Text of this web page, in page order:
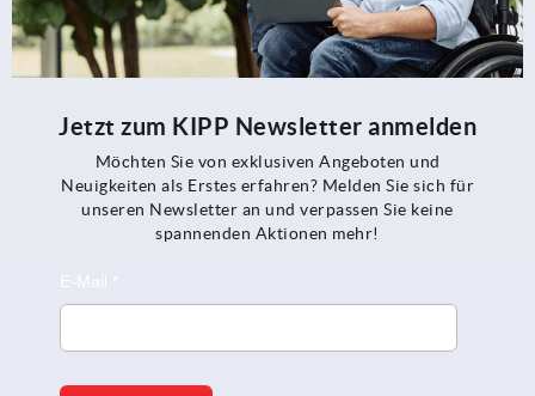
Jetzt zum KIPP Newsletter anmelden
Möchten Sie von exklusiven Angeboten und
Neuigkeiten als Erstes erfahren? Melden Sie sich für
unseren Newsletter an und verpassen Sie keine
spannenden Aktionen mehr!